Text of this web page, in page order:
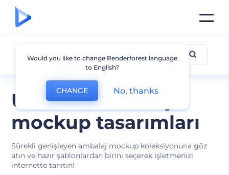
Ücretsiz ambalaj
mockup tasarımları
Sürekli genişleyen ambalaj mockup koleksiyonuna göz
atın ve hazır şablonlardan birini seçerek işletmenizi
internette tanıtın!
Diğer Ambalaj Mockupları
Would you like to change Renderforest language
to English?
CHANGE No, thanks